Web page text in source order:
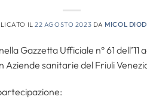
IL22 AGOSTO 2023 DA MICOL
Gazzetta Ufficiale n° 61
sanitarie del Friuli